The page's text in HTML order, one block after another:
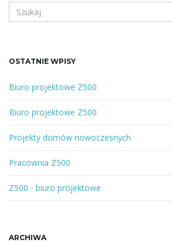
z
a
e
s
ł
o
w
o
l
u
b
f
z
OSTATNIE WPISY
Biuro projektowe Z500
Biuro projektowe Z500
Projekty domów nowoczesnych
Pracownia Z500
Z500 - biuro projektowe
ARCHIWA